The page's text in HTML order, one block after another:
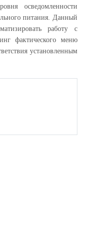
осведомленности
питания. Данный
работу с
фактического меню
установленным